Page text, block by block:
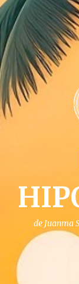
de Juanma